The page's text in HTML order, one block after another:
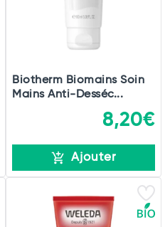
Biotherm Biomains Soin
Mains Anti-Desséc...
8,20€
Ajouter